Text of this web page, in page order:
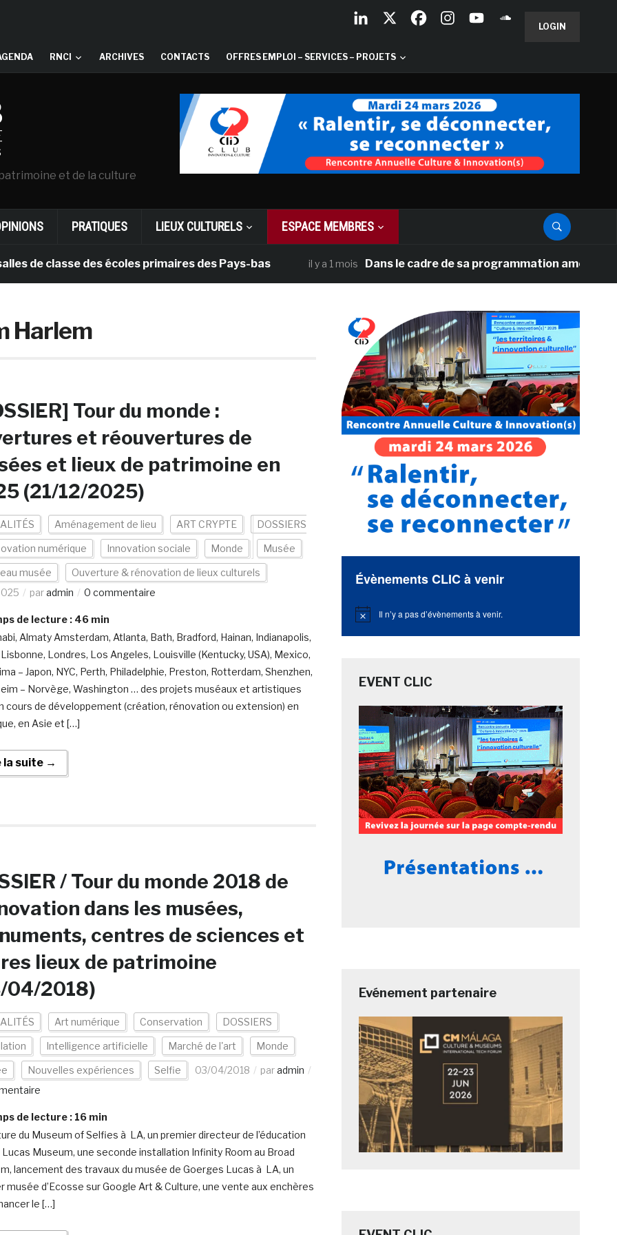
LOGIN
RNCI ARCHIVES CONTACTS OFFRES EMPLOI – SERVICES – PROJETS
et de la culture
PRATIQUES LIEUX CULTURELS ESPACE MEMBRES
classe des écoles primaires des Pays-bas il y a 1 mois Dans le cadre de sa programmation américaine,
Harlem
Tour du monde :
et réouvertures de
et lieux de patrimoine en
(21/12/2025)
Aménagement de lieu ART CRYPTE DOSSIERS
numérique Innovation sociale Monde Musée
musée
Ouverture & rénovation de lieux culturels
paradmin 0 commentaire
de lecture : 46 min
Almaty Amsterdam, Atlanta, Bath, Bradford, Hainan, Indianapolis,
Londres, Los Angeles, Louisville (Kentucky, USA), Mexico,
– Japon, NYC, Perth, Philadelphie, Preston, Rotterdam, Shenzhen,
– Norvège, Washington … des projets muséaux et artistiques
cours de développement (création, rénovation ou extension) en
en Asie et […]
la suite →
/ Tour du monde 2018 de
dans les musées,
centres de sciences et
lieux de patrimoine
04/2018)
Art numérique Conservation DOSSIERS
Intelligence artificielle Marché de l'art Monde
Nouvelles expériences Selfie 03/04/2018 paradmin
de lecture : 16 min
du Museum of Selfies à LA, un premier directeur de l’éducation
Lucas Museum, une seconde installation Infinity Room au Broad
lancement des travaux du musée de Goerges Lucas à LA, un
musée d’Ecosse sur Google Art & Culture, une vente aux enchères
le […]
Évènements CLIC à venir
Notice Il n’y a pas d’évènements à venir.
EVENT CLIC
Evénement partenaire